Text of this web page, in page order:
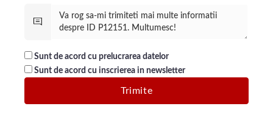
Sunt de acord cu prelucrarea datelor
Sunt de acord cu inscrierea in newsletter